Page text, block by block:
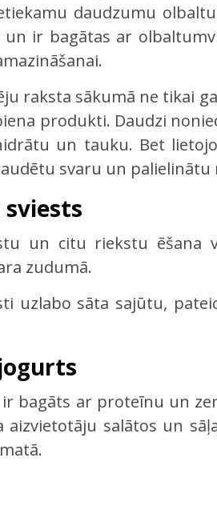
daudzumu
un ir bagātas ar
raksta sākumā ne tikai
produkti. Daudzi
un tauku. Bet
svaru un palielinātu
sviests
un citu riekstu ēšana
zudumā.
uzlabo sāta sajūtu,
ir bagāts ar proteīnu un
aizvietotāju salātos un